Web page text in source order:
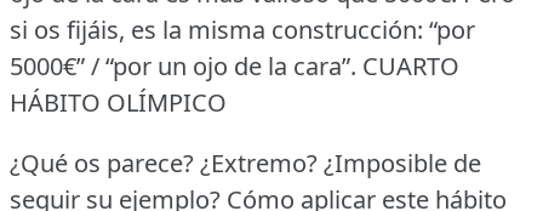
si os fijáis, es la misma construcción: “por
5000€” / “por un ojo de la cara”. CUARTO
HÁBITO OLÍMPICO
¿Qué os parece?¿Extremo?¿Imposible de
seguir su ejemplo? Cómo aplicar este hábito